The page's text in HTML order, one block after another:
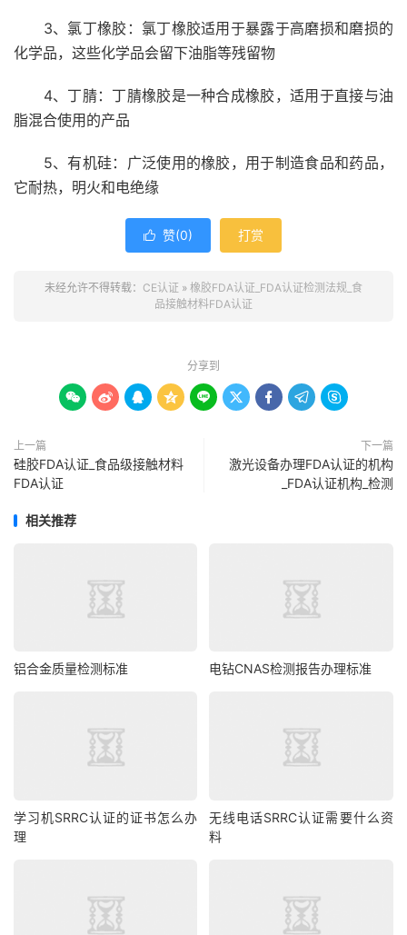
3、氯丁橡胶：氯丁橡胶适用于暴露于高磨损和磨损的
化学品，这些化学品会留下油脂等残留物
4、丁腈：丁腈橡胶是一种合成橡胶，适用于直接与油
脂混合使用的产品
5、有机硅：广泛使用的橡胶，用于制造食品和药品，
它耐热，明火和电绝缘
 赞(0) 打赏
未经允许不得转载： CE认证 » 橡胶FDA认证_FDA认证检测法规_食
品接触材料FDA认证
分享到
        
上一篇
硅胶FDA认证_食品级接触材料
FDA认证
下一篇
激光设备办理FDA认证的机构
_FDA认证机构_检测
相关推荐
铝合金质量检测标准 电钻CNAS检测报告办理标准
学习机SRRC认证的证书怎么办
理
无线电话SRRC认证需要什么资
料